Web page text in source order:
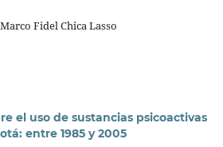
Fidel Chica Lasso
el uso de sustancias psicoactivas
entre 1985 y 2005